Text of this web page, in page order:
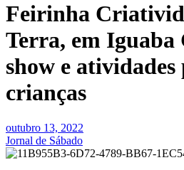
Feirinha
Terra, em Iguaba
show e atividades
crianças
outubro 13, 2022
Jornal de Sábado